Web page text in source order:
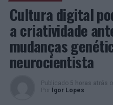
Cultura digital
a criatividade
mudanças
neurocientista
Publicado 5 horas atrás
Por
Ígor Lopes